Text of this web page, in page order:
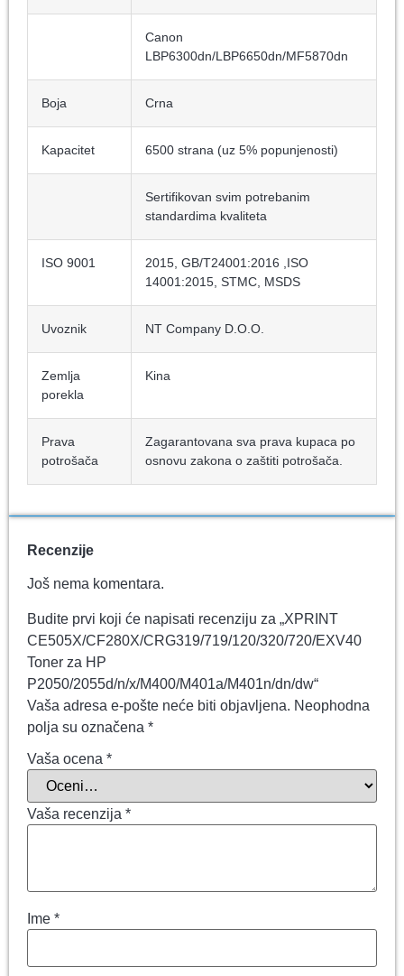
Canon
LBP6300dn/LBP6650dn/MF5870dn
Boja Crna
Kapacitet 6500 strana (uz 5% popunjenosti)
Sertifikovan svim potrebanim
standardima kvaliteta
ISO 9001
2015, GB/T24001:2016 ,ISO
14001:2015, STMC, MSDS
Uvoznik NT Company D.O.O.
Zemlja
porekla
Kina
Prava
potrošača
Zagarantovana sva prava kupaca po
osnovu zakona o zaštiti potrošača.
Recenzije
Još nema komentara.
Budite prvi koji će napisati recenziju za „XPRINT
CE505X/CF280X/CRG319/719/120/320/720/EXV40
Toner za HP
P2050/2055d/n/x/M400/M401a/M401n/dn/dw“
Vaša adresa e-pošte neće biti objavljena. Neophodna
polja su označena *
Vaša ocena *
Vaša recenzija *
Ime *